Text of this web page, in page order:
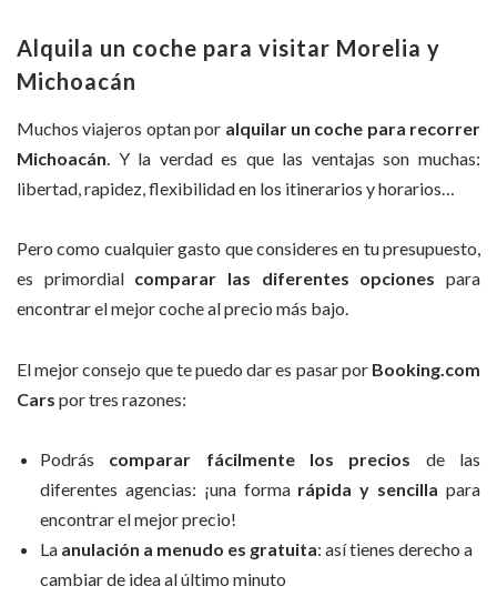
Alquila un coche para visitar Morelia y
Michoacán
Muchos viajeros optan por alquilar un coche para recorrer
Michoacán . Y la verdad es que las ventajas son muchas:
libertad, rapidez, flexibilidad en los itinerarios y horarios…
Pero como cualquier gasto que consideres en tu presupuesto,
es primordial comparar las diferentes opciones para
encontrar el mejor coche al precio más bajo.
El mejor consejo que te puedo dar es pasar por Booking.com
Cars por tres razones:
Podrás comparar fácilmente los precios de las
diferentes agencias: ¡una forma rápida y sencilla para
encontrar el mejor precio!
La anulación a menudo es gratuita: así tienes derecho a
cambiar de idea al último minuto